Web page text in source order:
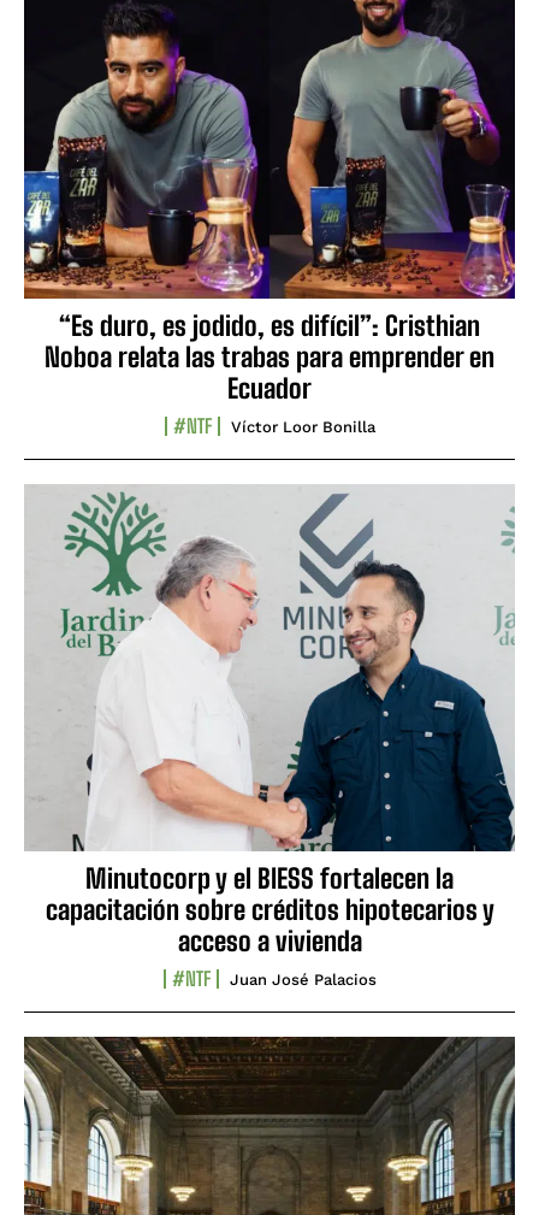
“Es duro, es jodido, es difícil”: Cristhian
Noboa relata las trabas para emprender en
Ecuador
#NTF Víctor Loor Bonilla
Minutocorp y el BIESS fortalecen la
capacitación sobre créditos hipotecarios y
acceso a vivienda
#NTF Juan José Palacios